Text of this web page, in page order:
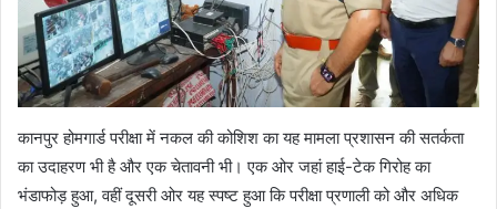
कानपुर होमगार्ड परीक्षा में नकल की कोशिश का यह मामला प्रशासन की सतर्कता
का उदाहरण भी है और एक चेतावनी भी। एक ओर जहां हाई-टेक गिरोह का
भंडाफोड़ हुआ, वहीं दूसरी ओर यह स्पष्ट हुआ कि परीक्षा प्रणाली को और अधिक